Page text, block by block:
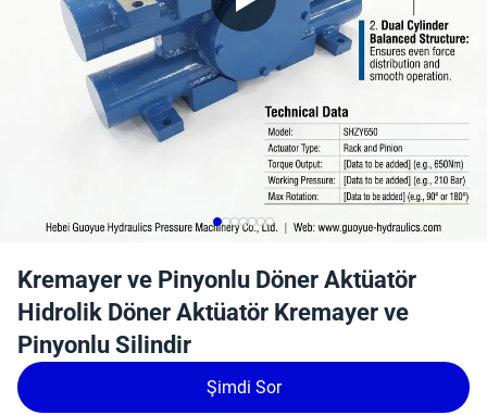
Kremayer ve Pinyonlu Döner Aktüatör
Hidrolik Döner Aktüatör Kremayer ve
Pinyonlu Silindir
Şimdi Sor